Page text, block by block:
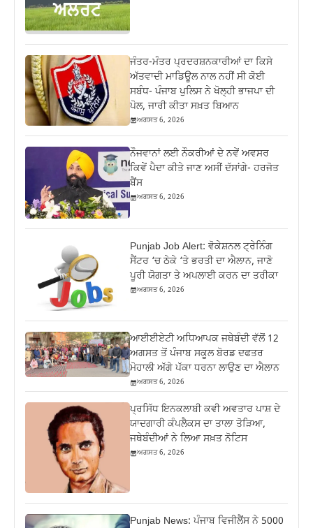
ਜੰਤਰ-ਮੰਤਰ ਪ੍ਰਦਰਸ਼ਨਕਾਰੀਆਂ ਦਾ ਕਿਸੇ
ਅੱਤਵਾਦੀ ਮਾਡਿਊਲ ਨਾਲ ਨਹੀਂ ਸੀ ਕੋਈ
ਸਬੰਧ- ਪੰਜਾਬ ਪੁਲਿਸ ਨੇ ਖੋਲ੍ਹੀ ਭਾਜਪਾ ਦੀ
ਪੋਲ, ਜਾਰੀ ਕੀਤਾ ਸਖ਼ਤ ਬਿਆਨ
ਅਗਸਤ 6, 2026
ਨੌਜਵਾਨਾਂ ਲਈ ਨੌਕਰੀਆਂ ਦੇ ਨਵੇਂ ਅਵਸਰ
ਕਿਵੇਂ ਪੈਦਾ ਕੀਤੇ ਜਾਣ ਅਸੀਂ ਦੱਸਾਂਗੇ- ਹਰਜੋਤ
ਬੈਂਸ
ਅਗਸਤ 6, 2026
Punjab Job Alert: ਵੋਕੇਸ਼ਨਲ ਟ੍ਰੇਨਿੰਗ
ਸੈਂਟਰ ‘ਚ ਠੇਕੇ ‘ਤੇ ਭਰਤੀ ਦਾ ਐਲਾਨ, ਜਾਣੋ
ਪੂਰੀ ਯੋਗਤਾ ਤੇ ਅਪਲਾਈ ਕਰਨ ਦਾ ਤਰੀਕਾ
ਅਗਸਤ 6, 2026
ਆਈਈਏਟੀ ਅਧਿਆਪਕ ਜਥੇਬੰਦੀ ਵੱਲੋਂ 12
ਅਗਸਤ ਤੋਂ ਪੰਜਾਬ ਸਕੂਲ ਬੋਰਡ ਦਫਤਰ
ਮੋਹਾਲੀ ਅੱਗੇ ਪੱਕਾ ਧਰਨਾ ਲਾਉਣ ਦਾ ਐਲਾਨ
ਅਗਸਤ 6, 2026
ਪ੍ਰਸਿੱਧ ਇਨਕਲਾਬੀ ਕਵੀ ਅਵਤਾਰ ਪਾਸ਼ ਦੇ
ਯਾਦਗਾਰੀ ਕੰਪਲੈਕਸ ਦਾ ਤਾਲਾ ਤੋੜਿਆ,
ਜਥੇਬੰਦੀਆਂ ਨੇ ਲਿਆ ਸਖ਼ਤ ਨੋਟਿਸ
ਅਗਸਤ 6, 2026
Punjab News: ਪੰਜਾਬ ਵਿਜੀਲੈਂਸ ਨੇ 5000